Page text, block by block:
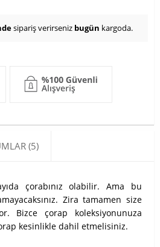
sipariş verirseniz bugün kargoda.
(5)
çorabınız olabilir. Ama bu
Zira tamamen size
Bizce çorap koleksiyonunuza
kesinlikle dahil etmelisiniz.